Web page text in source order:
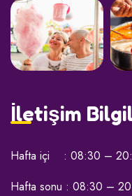
İletişim
Hafta içi : 08:30 –
Hafta sonu : 08:30 –